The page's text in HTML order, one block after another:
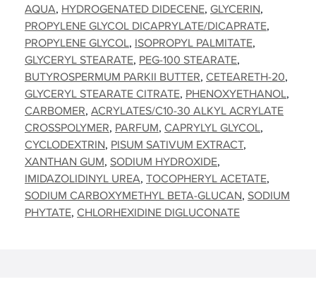
AQUA HYDROGENATED DIDECENE GLYCERIN
PROPYLENE GLYCOL DICAPRYLATE/DICAPRATE
PROPYLENE GLYCOL ISOPROPYL PALMITATE
GLYCERYL STEARATE PEG-100 STEARATE
BUTYROSPERMUM PARKII BUTTER CETEARETH-20
GLYCERYL STEARATE CITRATE PHENOXYETHANOL
CARBOMER ACRYLATES/C10-30 ALKYL ACRYLATE
CROSSPOLYMER PARFUM CAPRYLYL GLYCOL
CYCLODEXTRIN PISUM SATIVUM EXTRACT
XANTHAN GUM SODIUM HYDROXIDE
IMIDAZOLIDINYL UREA TOCOPHERYL ACETATE
SODIUM CARBOXYMETHYL BETA-GLUCAN SODIUM
PHYTATE CHLORHEXIDINE DIGLUCONATE